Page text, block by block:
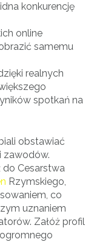
konkurencję
online
samemu
realnych
spotkań na
obstawiać
zawodów.
do Cesarstwa
Rzymskiego,
co
uznaniem
Załóż profil